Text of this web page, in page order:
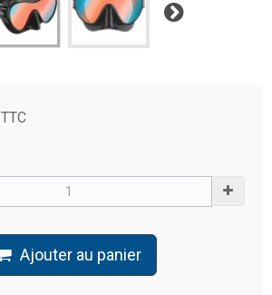
Suivant
TTC
Ajouter au panier